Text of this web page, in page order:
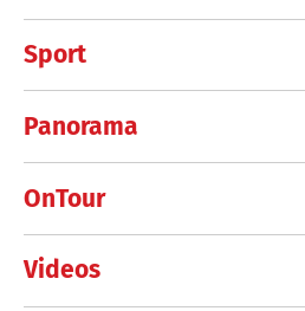
Sport
Panorama
OnTour
Videos